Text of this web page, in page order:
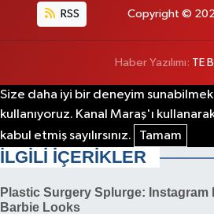
RSS Copyright ©
Haber Yazılımı: TE
Size daha iyi bir deneyim
kullanıyoruz. Kanal Maraş'ı
kabul etmiş sayılırsınız.
Tamam